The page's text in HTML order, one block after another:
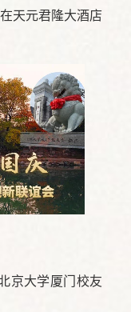
天元君隆大酒店
京大学厦门校友